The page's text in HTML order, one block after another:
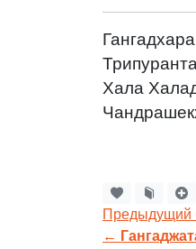
Хала
Предыдущий
←